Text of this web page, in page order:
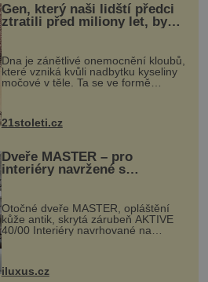
Gen, který naši lidští předci
ztratili před miliony let, by
mohl pomoci s léčbou
„nemoci králů“
Dna je zánětlivé onemocnění kloubů,
které vzniká kvůli nadbytku kyseliny
močové v těle. Ta se ve formě
nohou, a způsobuje bole...
21stoleti.cz
Dveře MASTER – pro
interiéry navržené s
rozumem i vášní!
Otočné dveře MASTER, opláštění
kůže antik, skrytá zárubeň AKTIVE
40/00 Interiéry navrhované na
zakázku často vyžadují atypické
rozměry nejen nábytku, ale i
dnes umož...
iluxus.cz